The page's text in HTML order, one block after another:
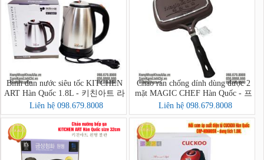
Bình đun nước siêu tốc KITCHEN
ART Hàn Quốc 1.8L - 키친아트 라
팔퀵전기주전자
Liên hệ 098.679.8008
Chảo rán chống dính dùng được 2
mặt MAGIC CHEF Hàn Quốc - 프
라이팬 2면 Magic Chef
Liên hệ 098.679.8008